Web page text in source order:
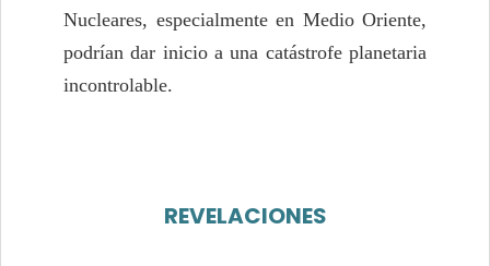
Nucleares, especialmente en Medio Oriente,
podrían dar inicio a una catástrofe planetaria
incontrolable.
REVELACIONES